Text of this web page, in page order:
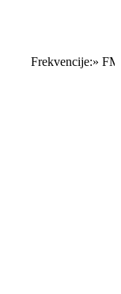
Frekvencije:»